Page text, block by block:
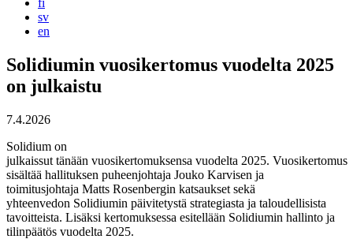
site
fi
sv
en
Solidiumin vuosikertomus vuodelta 2025
on julkaistu
7.4.2026
Solidium on
julkaissut tänään vuosikertomuksensa vuodelta 2025. Vuosikertomus
sisältää hallituksen puheenjohtaja Jouko Karvisen ja
toimitusjohtaja Matts Rosenbergin katsaukset sekä
yhteenvedon Solidiumin päivitetystä strategiasta ja taloudellisista
tavoitteista. Lisäksi kertomuksessa esitellään Solidiumin hallinto ja
tilinpäätös vuodelta 2025.